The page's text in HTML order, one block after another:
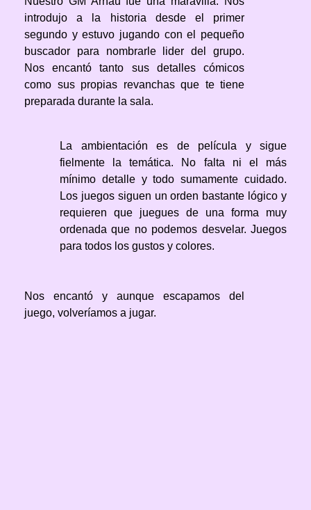
introdujo a la historia desde el primer
segundo y estuvo jugando con el pequeño
buscador para nombrarle lider del grupo.
Nos encantó tanto sus detalles cómicos
como sus propias revanchas que te tiene
preparada durante la sala.
La ambientación es de película y sigue
fielmente la temática. No falta ni el más
mínimo detalle y todo sumamente cuidado.
Los juegos siguen un orden bastante lógico y
requieren que juegues de una forma muy
ordenada que no podemos desvelar. Juegos
para todos los gustos y colores.
Nos encantó y aunque escapamos del
juego, volveríamos a jugar.